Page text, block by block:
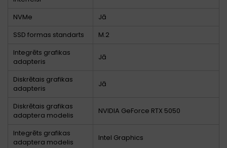
NVMe
Jā
SSD formas standarts
M.2
Integrēts grafikas
adapteris
Jā
Diskrētais grafikas
adapteris
Jā
Diskrētais grafikas
adaptera modelis
NVIDIA GeForce RTX 5050
Integrēts grafikas
adaptera modelis
Intel Graphics